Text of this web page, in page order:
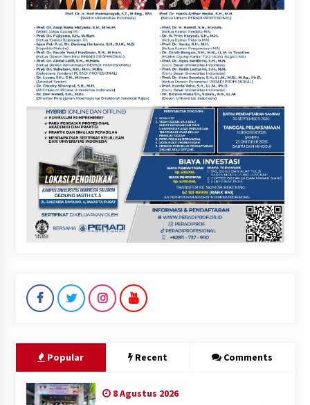
Popular Recent Comments
8 Agustus 2026